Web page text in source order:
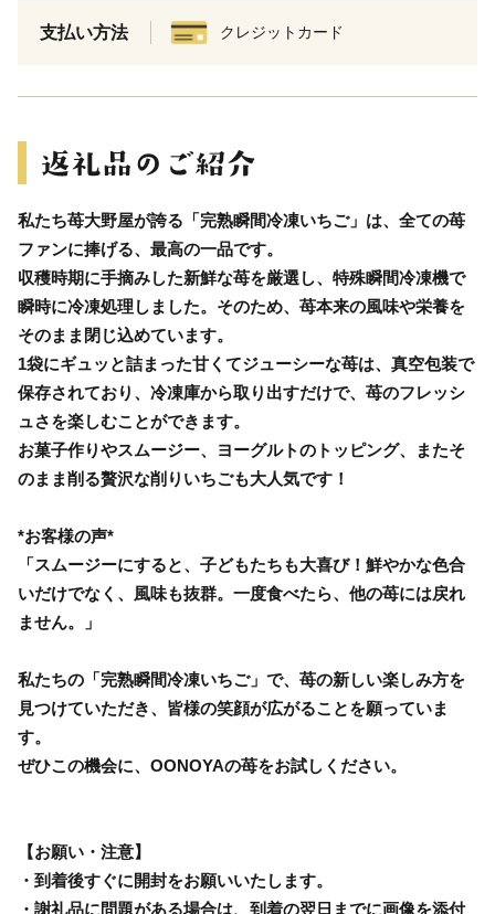
支払い方法 クレジットカード
私たち苺大野屋が誇る「完熟瞬間冷凍いちご」は、全ての苺
ファンに捧げる、最高の一品です。
収穫時期に手摘みした新鮮な苺を厳選し、特殊瞬間冷凍機で
瞬時に冷凍処理しました。そのため、苺本来の風味や栄養を
そのまま閉じ込めています。
1袋にギュッと詰まった甘くてジューシーな苺は、真空包装で
保存されており、冷凍庫から取り出すだけで、苺のフレッシ
ュさを楽しむことができます。
お菓子作りやスムージー、ヨーグルトのトッピング、またそ
のまま削る贅沢な削りいちごも大人気です！
*お客様の声*
「スムージーにすると、子どもたちも大喜び！鮮やかな色合
いだけでなく、風味も抜群。一度食べたら、他の苺には戻れ
ません。」
私たちの「完熟瞬間冷凍いちご」で、苺の新しい楽しみ方を
見つけていただき、皆様の笑顔が広がることを願っていま
す。
ぜひこの機会に、OONOYAの苺をお試しください。
【お願い・注意】
・到着後すぐに開封をお願いいたします。
・謝礼品に問題がある場合は、到着の翌日までに画像を添付